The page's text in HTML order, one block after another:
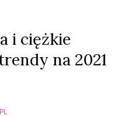
i ciężkie
na 2021